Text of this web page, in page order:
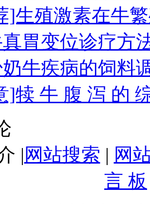
]生殖激素在牛
胃变位诊疗方
牛疾病的饲料
]犊 牛 腹 泻 的
| 网站搜索 | 网
言 板